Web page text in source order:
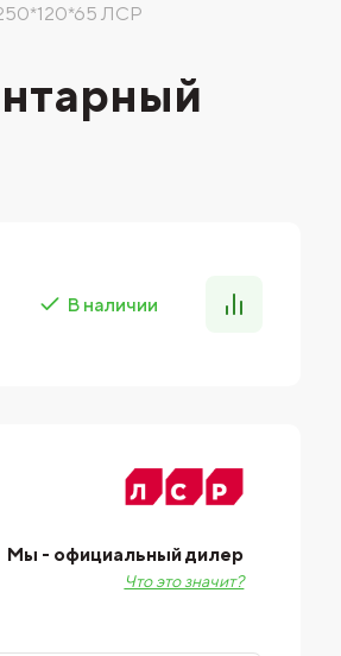
ЛСР
В наличии
Мы - официальный дилер
Что это значит?